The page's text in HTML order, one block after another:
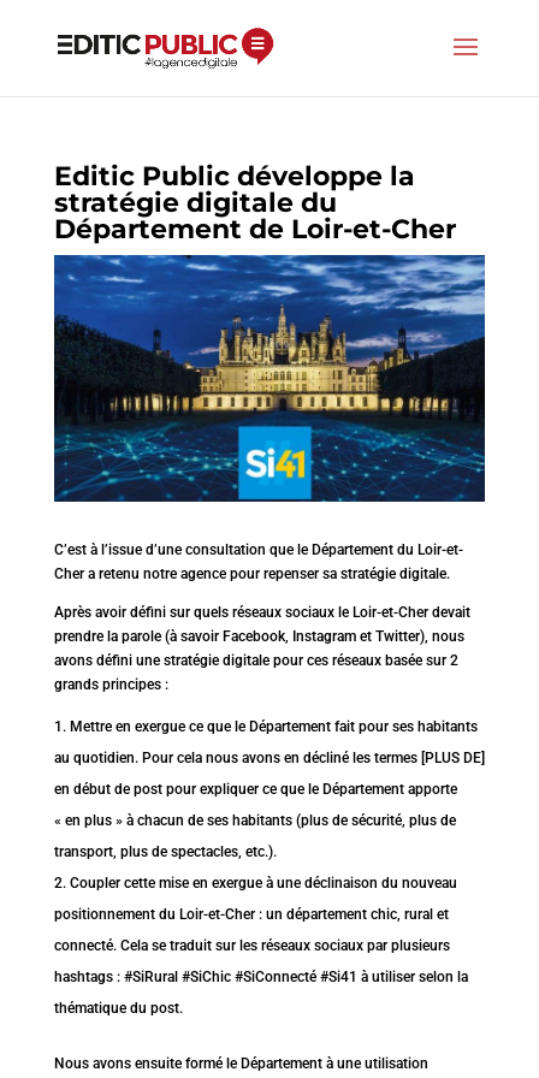
Editic Public développe la
stratégie digitale du
Département de Loir-et-Cher
C’est à l’issue d’une consultation que le Département du Loir-et-
Cher a retenu notre agence pour repenser sa stratégie digitale.
Après avoir défini sur quels réseaux sociaux le Loir-et-Cher devait
prendre la parole (à savoir Facebook, Instagram et Twitter), nous
avons défini une stratégie digitale pour ces réseaux basée sur 2
grands principes :
Mettre en exergue ce que le Département fait pour ses habitants
au quotidien. Pour cela nous avons en décliné les termes [PLUS DE]
en début de post pour expliquer ce que le Département apporte
« en plus » à chacun de ses habitants (plus de sécurité, plus de
transport, plus de spectacles, etc.).
Coupler cette mise en exergue à une déclinaison du nouveau
positionnement du Loir-et-Cher : un département chic, rural et
connecté. Cela se traduit sur les réseaux sociaux par plusieurs
hashtags : #SiRural #SiChic #SiConnecté #Si41 à utiliser selon la
thématique du post.
Nous avons ensuite formé le Département à une utilisation